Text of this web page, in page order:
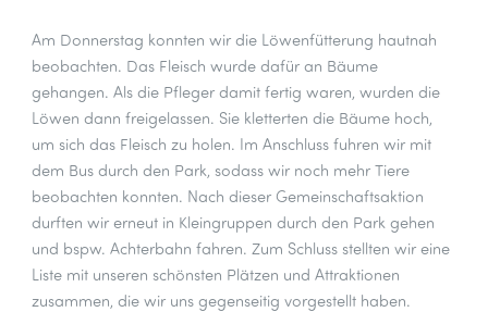
Am Donnerstag konnten wir die Löwenfütterung hautnah
beobachten. Das Fleisch wurde dafür an Bäume
gehangen. Als die Pfleger damit fertig waren, wurden die
Löwen dann freigelassen. Sie kletterten die Bäume hoch,
um sich das Fleisch zu holen. Im Anschluss fuhren wir mit
dem Bus durch den Park, sodass wir noch mehr Tiere
beobachten konnten. Nach dieser Gemeinschaftsaktion
durften wir erneut in Kleingruppen durch den Park gehen
und bspw. Achterbahn fahren. Zum Schluss stellten wir eine
Liste mit unseren schönsten Plätzen und Attraktionen
zusammen, die wir uns gegenseitig vorgestellt haben.